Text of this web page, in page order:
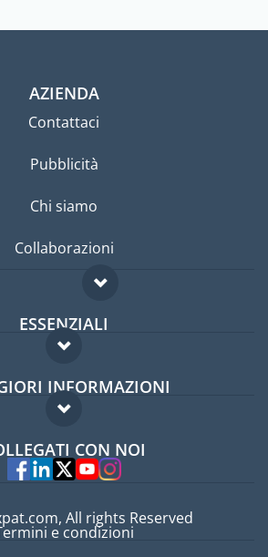
AZIENDA
Contattaci
Pubblicità
Chi siamo
Collaborazioni
ESSENZIALI
Forum per expat
Guida per expat
INFORMAZIONI
Domande frequenti
EspertiCON NOI
All rights Reserved
e condizioni